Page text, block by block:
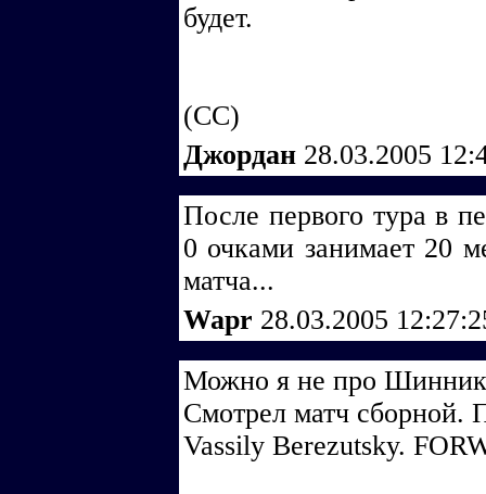
будет.
(СС)
Джордан 28.03.2005
После первого тура в
0 очками занимает 20
матча...
Wapr 28.03.2005
Можно я не про
Смотрел матч сборной.
Vassily Berezutsky.